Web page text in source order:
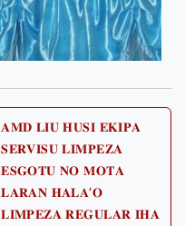
Next
post:
𝐀𝐌𝐃 𝐋𝐈𝐔 𝐇𝐔𝐒𝐈 𝐄𝐊𝐈𝐏𝐀
𝐒𝐄𝐑𝐕𝐈𝐒𝐔 𝐋𝐈𝐌𝐏𝐄𝐙𝐀
𝐄𝐒𝐆𝐎𝐓𝐔 𝐍𝐎 𝐌𝐎𝐓𝐀
𝐋𝐀𝐑𝐀𝐍 𝐇𝐀𝐋𝐀’𝐎
𝐋𝐈𝐌𝐏𝐄𝐙𝐀 𝐑𝐄𝐆𝐔𝐋𝐀𝐑 𝐈𝐇𝐀